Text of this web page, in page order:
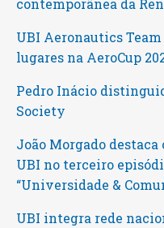
UBI Aeronautics
lugares na AeroCup
Pedro Inácio
Society
João Morgado
UBI no terceiro
“Universidade &
UBI integra rede